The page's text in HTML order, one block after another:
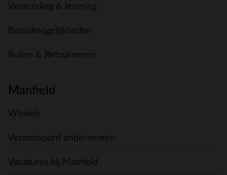
Verzending & levering
Betaalmogelijkheden
Ruilen & Retourneren
Manfield
Winkels
Verantwoord ondernemen
Vacatures bij Manfield